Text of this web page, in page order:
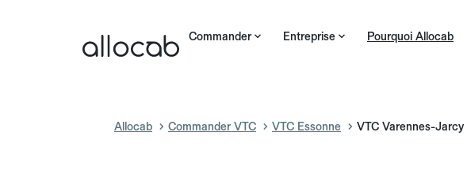
Commander Entreprise Pourquoi Allocab
Allocab Commander VTC VTC Essonne VTC Varennes-Jarcy